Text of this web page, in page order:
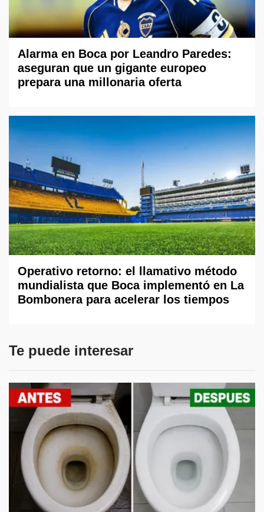
Alarma en Boca por Leandro Paredes:
aseguran que un gigante europeo
prepara una millonaria oferta
Operativo retorno: el llamativo método
mundialista que Boca implementó en La
Bombonera para acelerar los tiempos
Te puede interesar